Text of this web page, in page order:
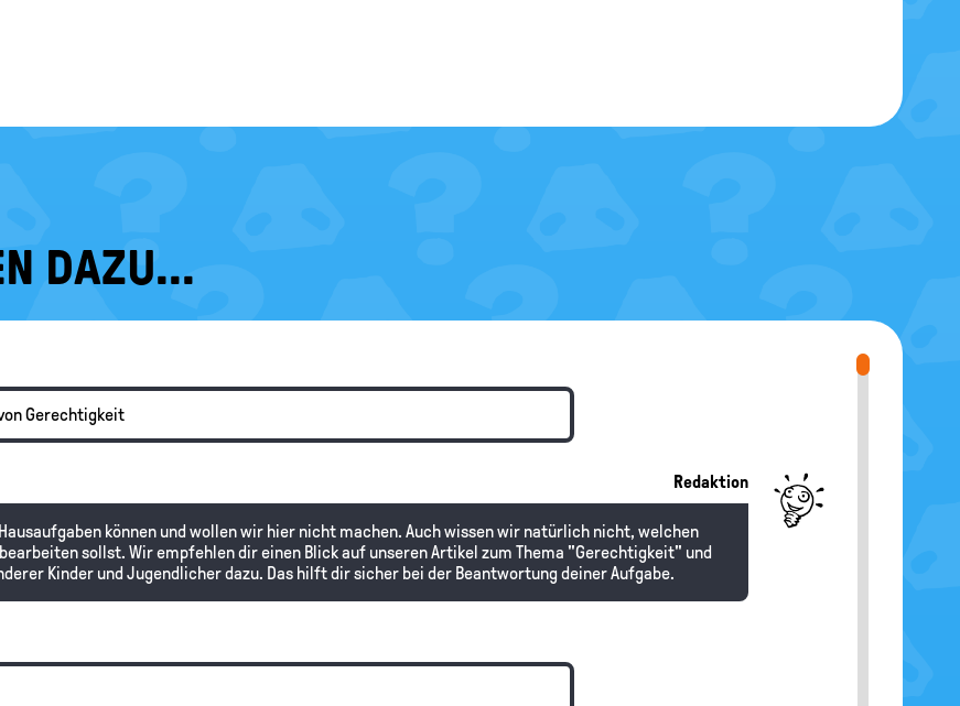
DAZU...
Gerechtigkeit
Redaktion
können und wollen wir hier nicht machen. Auch wissen wir natürlich nicht, welchen
sollst. Wir empfehlen dir einen Blick auf unseren Artikel zum Thema "Gerechtigkeit" und
Kinder und Jugendlicher dazu. Das hilft dir sicher bei der Beantwortung deiner Aufgabe.